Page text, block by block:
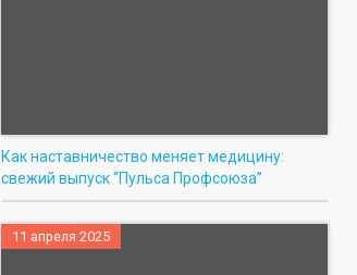
Как наставничество меняет медицину:
свежий выпуск “Пульса Профсоюза”
11 апреля 2025